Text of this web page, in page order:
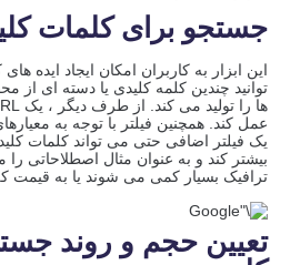
جستجو برای کلمات
این ابزار به کاربران امکان ایجاد ایده
توانید چندین کلمه کلیدی یا دسته ای از
عمل کند. همچنین فیلتر با توجه به
یک فیلتر اضافی حتی می تواند کلمات
بیشتر کند و به عنوان مثال اصطلاحاتی را
ترافیک بسیار کمی می شوند یا به قیمت کلیک
تعیین حجم و روند